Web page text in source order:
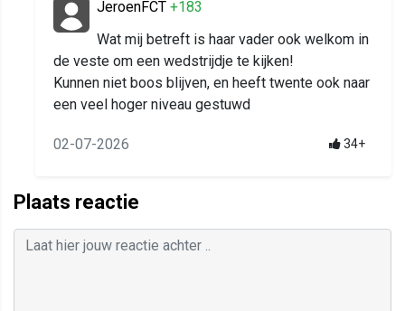
JeroenFCT +183
Wat mij betreft is haar vader ook welkom in
de veste om een wedstrijdje te kijken!
Kunnen niet boos blijven, en heeft twente ook naar
een veel hoger niveau gestuwd
02-07-2026 34+
Plaats reactie